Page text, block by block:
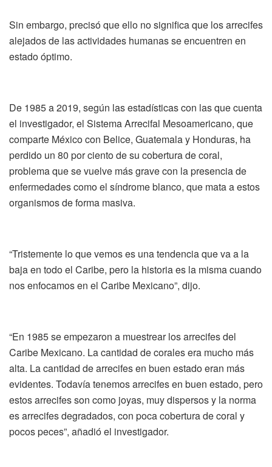
Sin embargo, precisó que ello no significa que los arrecifes
alejados de las actividades humanas se encuentren en
estado óptimo.
De 1985 a 2019, según las estadísticas con las que cuenta
el investigador, el Sistema Arrecifal Mesoamericano, que
comparte México con Belice, Guatemala y Honduras, ha
perdido un 80 por ciento de su cobertura de coral,
problema que se vuelve más grave con la presencia de
enfermedades como el síndrome blanco, que mata a estos
organismos de forma masiva.
“Tristemente lo que vemos es una tendencia que va a la
baja en todo el Caribe, pero la historia es la misma cuando
nos enfocamos en el Caribe Mexicano”, dijo.
“En 1985 se empezaron a muestrear los arrecifes del
Caribe Mexicano. La cantidad de corales era mucho más
alta. La cantidad de arrecifes en buen estado eran más
evidentes. Todavía tenemos arrecifes en buen estado, pero
estos arrecifes son como joyas, muy dispersos y la norma
es arrecifes degradados, con poca cobertura de coral y
pocos peces”, añadió el investigador.